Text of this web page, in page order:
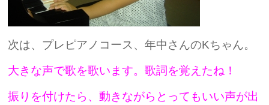
次は、プレピアノコース、年中さんのKちゃん。
大きな声で歌を歌います。歌詞を覚えたね！
振りを付けたら、動きながらとってもいい声が出